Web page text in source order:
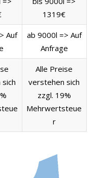
1319€
Auf
ab 9000l => Auf
Anfrage
Alle Preise
verstehen sich
zzgl. 19%
Mehrwertsteue
r